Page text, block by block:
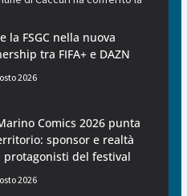
la FSGC nella nuova
tra FIFA+ e DAZN
2026
Comics 2026 punta
sponsor e realtà
protagonisti del festival
2026